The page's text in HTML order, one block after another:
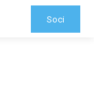
Soci